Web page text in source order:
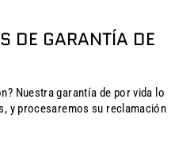
DE GARANTÍA DE
Nuestra garantía de por vida lo
y procesaremos su reclamación